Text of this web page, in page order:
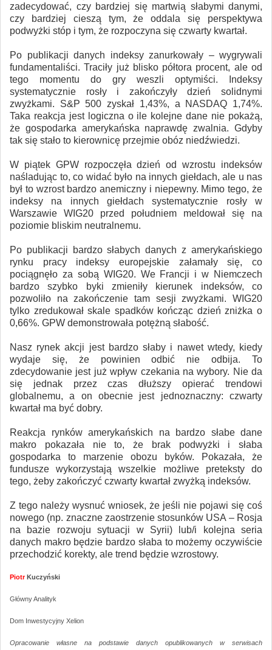
zadecydować, czy bardziej się martwią słabymi danymi,
czy bardziej cieszą tym, że oddala się perspektywa
podwyżki stóp i tym, że rozpoczyna się czwarty kwartał.
Po publikacji danych indeksy zanurkowały – wygrywali
fundamentaliści. Traciły już blisko półtora procent, ale od
tego momentu do gry weszli optymiści. Indeksy
systematycznie rosły i zakończyły dzień solidnymi
zwyżkami. S&P 500 zyskał 1,43%, a NASDAQ 1,74%.
Taka reakcja jest logiczna o ile kolejne dane nie pokażą,
że gospodarka amerykańska naprawdę zwalnia. Gdyby
tak się stało to kierownicę przejmie obóz niedźwiedzi.
W piątek GPW rozpoczęła dzień od wzrostu indeksów
naśladując to, co widać było na innych giełdach, ale u nas
był to wzrost bardzo anemiczny i niepewny. Mimo tego, że
indeksy na innych giełdach systematycznie rosły w
Warszawie WIG20 przed południem meldował się na
poziomie bliskim neutralnemu.
Po publikacji bardzo słabych danych z amerykańskiego
rynku pracy indeksy europejskie załamały się, co
pociągnęło za sobą WIG20. We Francji i w Niemczech
bardzo szybko byki zmieniły kierunek indeksów, co
pozwoliło na zakończenie tam sesji zwyżkami. WIG20
tylko zredukował skale spadków kończąc dzień zniżka o
0,66%. GPW demonstrowała potężną słabość.
Nasz rynek akcji jest bardzo słaby i nawet wtedy, kiedy
wydaje się, że powinien odbić nie odbija. To
zdecydowanie jest już wpływ czekania na wybory. Nie da
się jednak przez czas dłuższy opierać trendowi
globalnemu, a on obecnie jest jednoznaczny: czwarty
kwartał ma być dobry.
Reakcja rynków amerykańskich na bardzo słabe dane
makro pokazała nie to, że brak podwyżki i słaba
gospodarka to marzenie obozu byków. Pokazała, że
fundusze wykorzystają wszelkie możliwe preteksty do
tego, żeby zakończyć czwarty kwartał zwyżką indeksów.
Z tego należy wysnuć wniosek, że jeśli nie pojawi się coś
nowego (np. znaczne zaostrzenie stosunków USA – Rosja
na bazie rozwoju sytuacji w Syrii) lub/i kolejna seria
danych makro będzie bardzo słaba to możemy oczywiście
przechodzić korekty, ale trend będzie wzrostowy.
PiotrKuczyński
Główny Analityk
Dom Inwestycyjny Xelion
Opracowanie własne na podstawie danych opublikowanych w serwisach